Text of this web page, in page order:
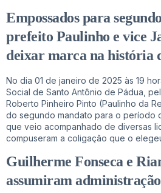
Empossados para
prefeito Paulinho e vice
deixar marca na história
No dia 01 de janeiro de 2025 às 19
Social de Santo Antônio de Pádua,
Roberto Pinheiro Pinto (Paulinho da
do segundo mandato para o período
que veio acompanhado de diversas
compuseram a coligação que o
Guilherme Fonseca e
assumiram